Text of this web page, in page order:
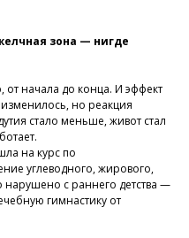
зона — нигде
начала до конца. И эффект
но реакция
стало меньше, живот стал
на курс по
углеводного, жирового,
с раннего детства —
гимнастику от